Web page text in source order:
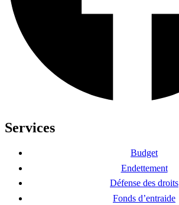
Services
Budget
Endettement
Défense des droits
Fonds d’entraide